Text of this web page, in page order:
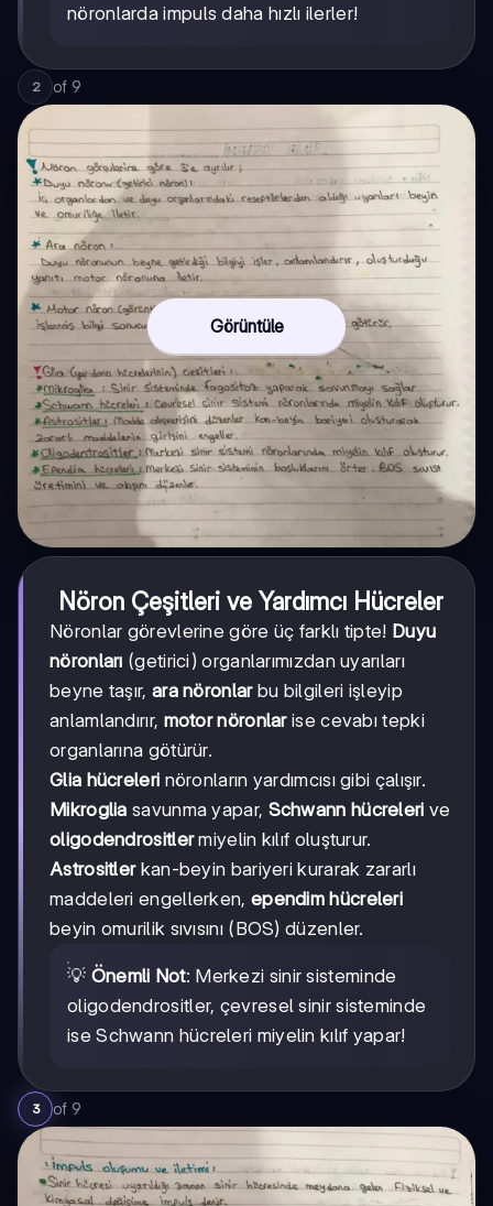
nöronlarda impuls daha hızlı ilerler!
2 of 9
Görüntüle
Nöron Çeşitleri ve Yardımcı Hücreler
Nöronlar görevlerine göre üç farklı tipte! Duyu
nöronları (getirici) organlarımızdan uyarıları
beyne taşır, ara nöronlarbu bilgileri işleyip
anlamlandırır, motor nöronlarise cevabı tepki
organlarına götürür.
Glia hücreleri nöronların yardımcısı gibi çalışır.
Mikroglia savunma yapar, Schwann hücreleri ve
oligodendrositlermiyelin kılıf oluşturur.
Astrositlerkan-beyin bariyeri kurarak zararlı
maddeleri engellerken, ependim hücreleri
beyin omurilik sıvısını (BOS) düzenler.
💡 Önemli Not: Merkezi sinir sisteminde
oligodendrositler, çevresel sinir sisteminde
ise Schwann hücreleri miyelin kılıf yapar!
3 of 9